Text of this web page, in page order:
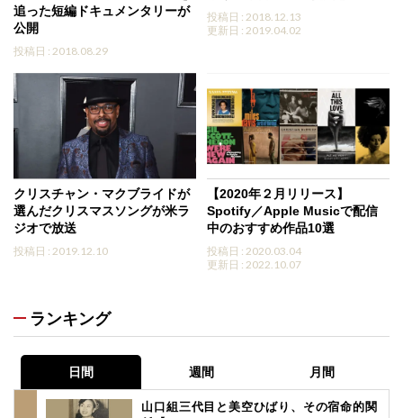
追った短編ドキュメンタリーが
公開
投稿日 : 2018.08.29
投稿日 : 2018.12.13
更新日 : 2019.04.02
クリスチャン・マクブライドが
選んだクリスマスソングが米ラ
ジオで放送
投稿日 : 2019.12.10
【2020年２月リリース】
Spotify／Apple Musicで配信
中のおすすめ作品10選
投稿日 : 2020.03.04
更新日 : 2022.10.07
ランキング
日間 週間 月間
山口組三代目と美空ひばり、その宿命的関